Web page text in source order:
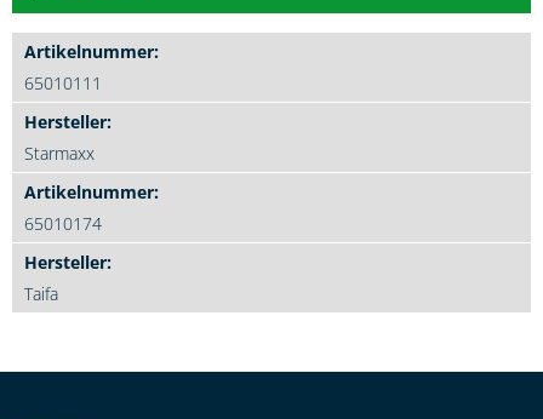
65010111
Starmaxx
65010174
Taifa